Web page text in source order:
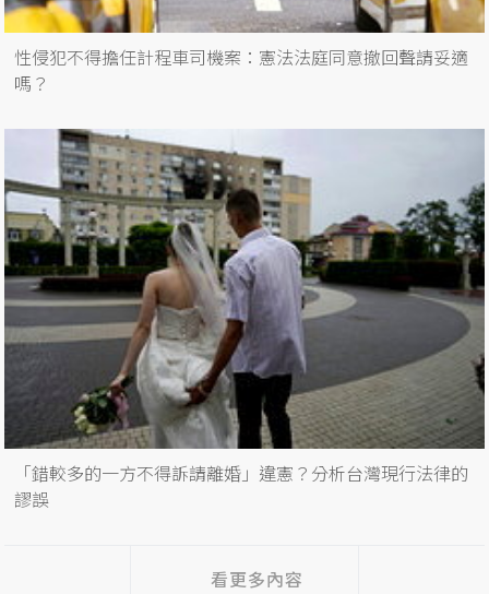
性侵犯不得擔任計程車司機案：憲法法庭同意撤回聲請妥適
嗎？
「錯較多的一方不得訴請離婚」違憲？分析台灣現行法律的
謬誤
看更多內容